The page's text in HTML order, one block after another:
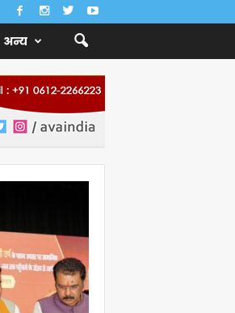
अन्य